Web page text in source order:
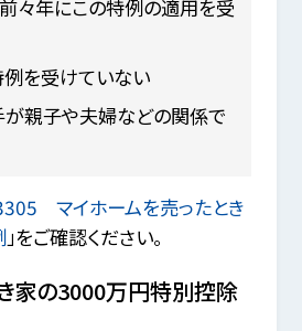
々年にこの特例の適用を受
を受けていない
が親子や夫婦などの関係で
マイホームを売ったとき
」をご確認ください。
家の3000万円特別控除